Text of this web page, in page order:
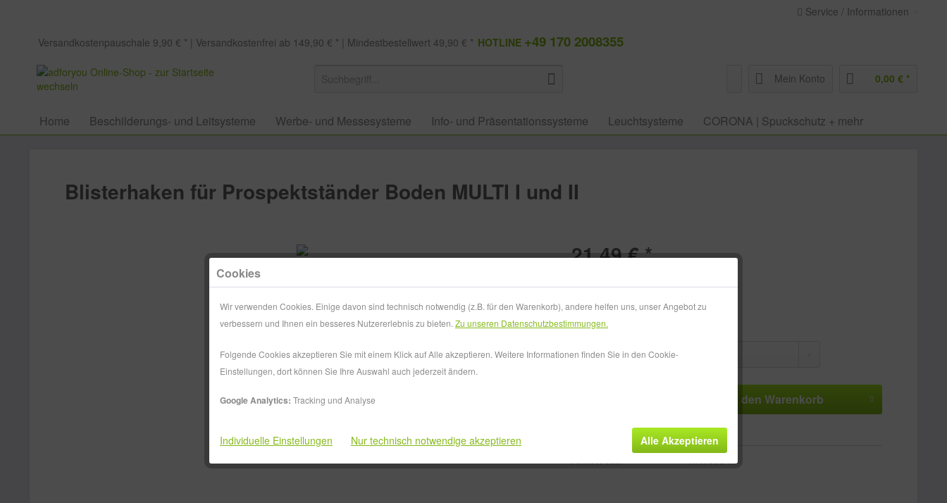
Service / Informationen
Versandkostenpauschale 9,90 € * | Versandkostenfrei ab 149,90 € * | Mindestbestellwert 49,90 € * HOTLINE +49 170 2008355
Mein Konto 0,00 € *
Home Beschilderungs- und Leitsysteme Werbe- und Messesysteme Info- und Präsentationssysteme Leuchtsysteme CORONA | Spuckschutz + mehr
Blisterhaken für Prospektständer Boden MULTI I und II
21,49 € *
Lieferzeit ca. 1-3 Werktage
Farbe:
In den Warenkorb
Vergleichen Merken Bewerten
Artikel-Nr.: HH100344
Cookies
Wir verwenden Cookies. Einige davon sind technisch notwendig (z.B. für den Warenkorb), andere helfen uns, unser Angebot zu
verbessern und Ihnen ein besseres Nutzererlebnis zu bieten. Zu unseren Datenschutzbestimmungen.
Folgende Cookies akzeptieren Sie mit einem Klick auf Alle akzeptieren. Weitere Informationen finden Sie in den Cookie-
Einstellungen, dort können Sie Ihre Auswahl auch jederzeit ändern.
Google Analytics: Tracking und Analyse
Individuelle Einstellungen Nur technisch notwendige akzeptieren Alle Akzeptieren